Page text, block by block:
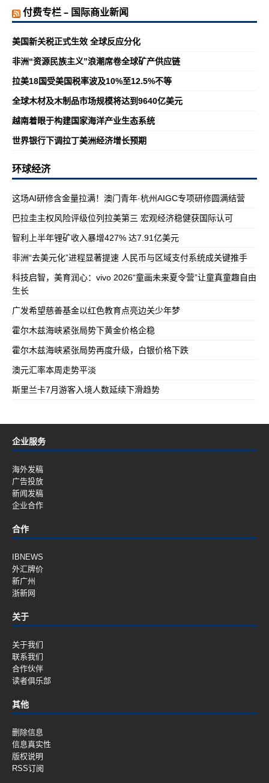
付费专栏 – 国际商业新闻
美国新关税正式生效 全球反应分化
非洲“资源民族主义”浪潮席卷全球矿产供应链
拉美18国受美国税率波及10%至12.5%不等
全球木材及木制品市场规模将达到9640亿美元
越南着眼于构建国家海洋产业生态系统
世界银行下调拉丁美洲经济增长预期
环球经济
这场AI研修含金量拉满！澳门青年·杭州AIGC专项研修圆满结营
巴拉圭主权风险评级位列拉美第三 宏观经济稳健获国际认可
智利上半年锂矿收入暴增427% 达7.91亿美元
非洲“去美元化”进程显著提速 人民币与区域支付系统成关键推手
科技启智，美育润心：vivo 2026“童画未来夏令营”让童真童趣自由
生长
广发希望慈善基金以红色教育点亮边关少年梦
霍尔木兹海峡紧张局势下黄金价格企稳
霍尔木兹海峡紧张局势再度升级，白银价格下跌
澳元汇率本周走势平淡
斯里兰卡7月游客入境人数延续下滑趋势
企业服务
海外发稿
广告投放
新闻发稿
企业合作
合作
IBNEWS
外汇牌价
新广州
浙新网
关于
关于我们
联系我们
合作伙伴
读者俱乐部
其他
删除信息
信息真实性
版权说明
RSS订阅